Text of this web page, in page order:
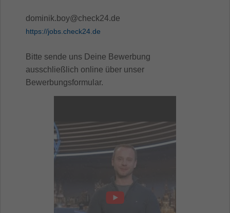
dominik.boy@check24.de
https://jobs.check24.de
Bitte sende uns Deine Bewerbung
ausschließlich online über unser
Bewerbungsformular.